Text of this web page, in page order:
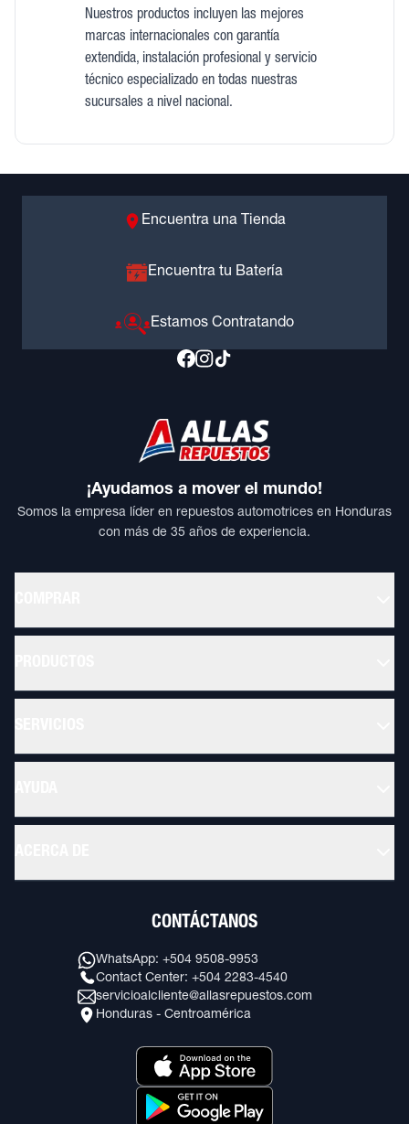
Nuestros productos incluyen las mejores
marcas internacionales con garantía
extendida, instalación profesional y servicio
técnico especializado en todas nuestras
sucursales a nivel nacional.
Encuentra una Tienda
Encuentra tu Batería
Estamos Contratando
¡Ayudamos a mover el mundo!
Somos la empresa líder en repuestos automotrices en Honduras
con más de 35 años de experiencia.
CONTÁCTANOS
WhatsApp: +504 9508-9953
Contact Center: +504 2283-4540
servicioalcliente@allasrepuestos.com
Honduras - Centroamérica